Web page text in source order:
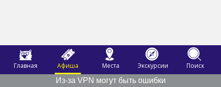
Главная Афиша Места Экскурсии
Поиск
Из-за VPN могут быть ошибки